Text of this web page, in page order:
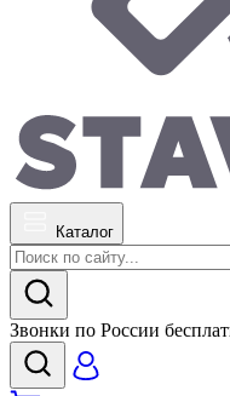
Каталог
Звонки по России